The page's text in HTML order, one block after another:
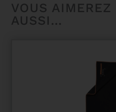
VOUS AIMEREZ
AUSSI…